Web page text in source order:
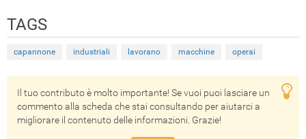
TAGS
capannone industriali lavorano macchine operai
Il tuo contributo è molto importante! Se vuoi puoi lasciare un
commento alla scheda che stai consultando per aiutarci a
migliorare il contenuto delle informazioni. Grazie!